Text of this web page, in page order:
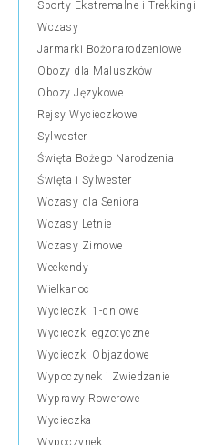
Sporty Ekstremalne i Trekkingi
Wczasy
Jarmarki Bożonarodzeniowe
Obozy dla Maluszków
Obozy Językowe
Rejsy Wycieczkowe
Sylwester
Święta Bożego Narodzenia
Święta i Sylwester
Wczasy dla Seniora
Wczasy Letnie
Wczasy Zimowe
Weekendy
Wielkanoc
Wycieczki 1-dniowe
Wycieczki egzotyczne
Wycieczki Objazdowe
Wypoczynek i Zwiedzanie
Wyprawy Rowerowe
Wycieczka
Wypoczynek